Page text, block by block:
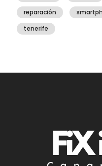
reparación
tenerife